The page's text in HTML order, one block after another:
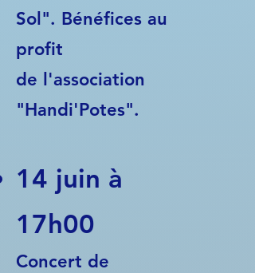
Sol". Bénéfices au
profit
de l'association
"Handi'Potes".​
​14 juin à
17h00
Concert de